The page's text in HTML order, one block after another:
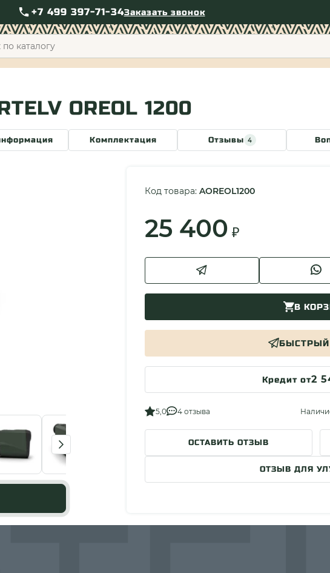
+7 499 397-71-34Заказать звонок
OREOL 1200
Комплектация Отзывы 4
Код товара: AOREOL1200
25 400 ₽
В
БЫСТРЫЙ
Кредит от2
5,0 4 отзыва
ОСТАВИТЬ ОТЗЫВ
ОТЗЫВ ДЛЯ